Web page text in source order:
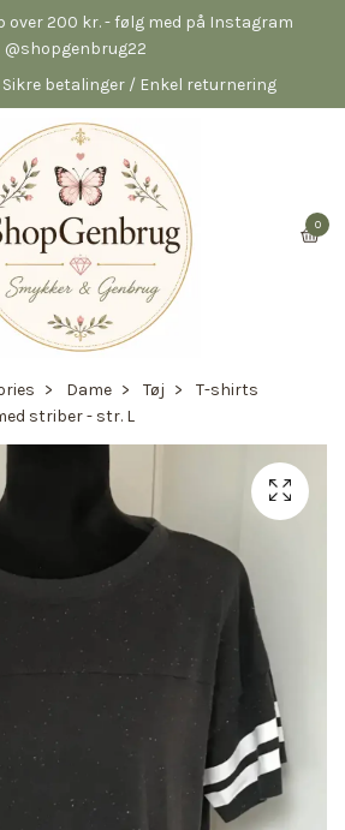
over 200 kr. - følg med på Instagram
@shopgenbrug22
betalinger / Enkel returnering
0
Dame Tøj
T-shirts
striber - str. L